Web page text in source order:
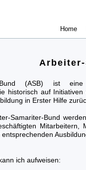
Home
Bund (ASB) ist
historisch auf
in Erster Hilfe
Samariter-Bund
ich aufweisen: